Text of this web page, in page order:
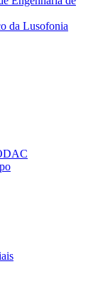
da Lusofonia